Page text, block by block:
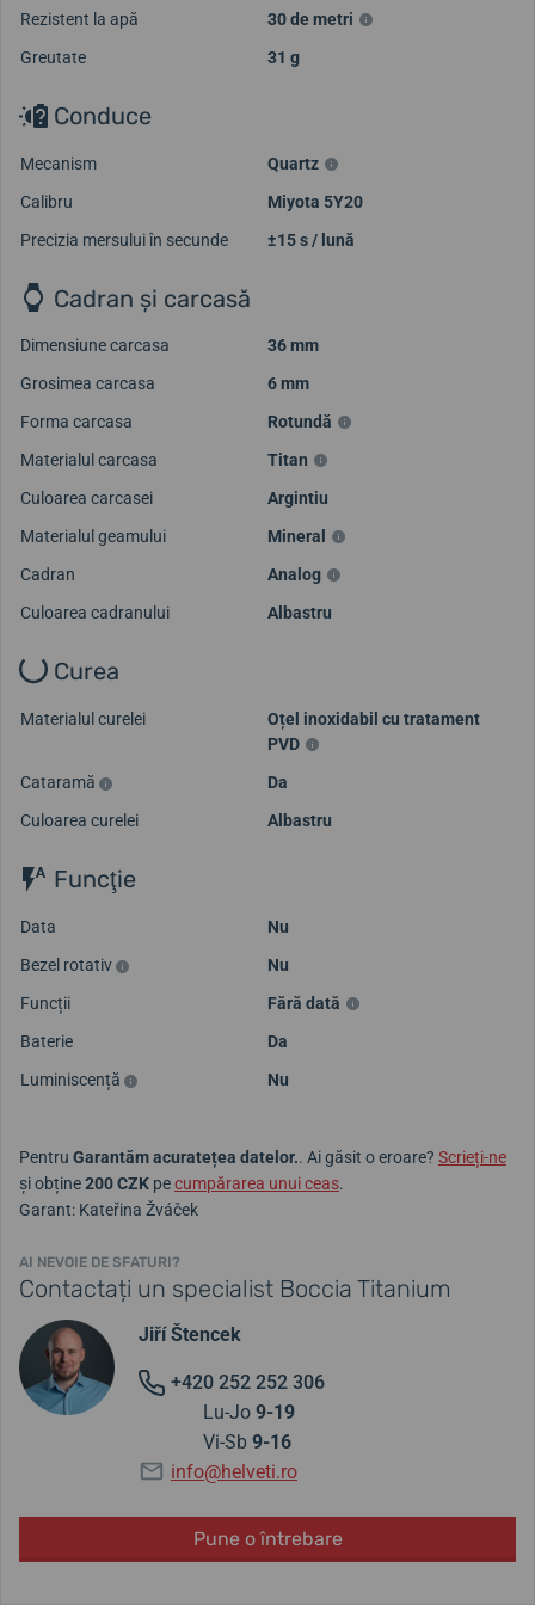
Rezistent la apă
30 de metri
Greutate
31 g
Conduce
Mecanism
Quartz
Calibru
Miyota 5Y20
Precizia mersului în secunde
±15 s / lună
Cadran și carcasă
Dimensiune carcasa
36 mm
Grosimea carcasa
6 mm
Forma carcasa
Rotundă
Materialul carcasa
Titan
Culoarea carcasei
Argintiu
Materialul geamului
Mineral
Cadran
Analog
Culoarea cadranului
Albastru
Curea
Materialul curelei
Oțel inoxidabil cu tratament
PVD
Cataramă
Da
Culoarea curelei
Albastru
Funcţie
Data
Nu
Bezel rotativ
Nu
Funcții
Fără dată
Baterie
Da
Luminiscență
Nu
Pentru Garantăm acuratețea datelor.. Ai găsit o eroare? Scrieți-ne
și obține200 CZK pecumpărarea unui ceas.
Garant: Kateřina Žváček
AI NEVOIE DE SFATURI?
Contactați un specialist Boccia Titanium
Jiří Štencek
+420 252 252 306
Lu-Jo 9-19
Vi-Sb 9-16
info@helveti.ro
Pune o întrebare